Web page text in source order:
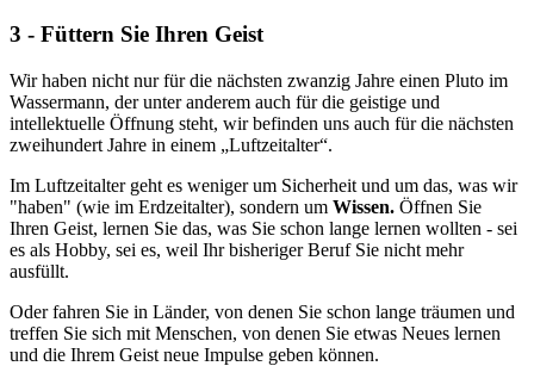
3 - Füttern Sie Ihren Geist
Wir haben nicht nur für die nächsten zwanzig Jahre einen Pluto im
Wassermann, der unter anderem auch für die geistige und
intellektuelle Öffnung steht, wir befinden uns auch für die nächsten
zweihundert Jahre in einem „Luftzeitalter“.
Im Luftzeitalter geht es weniger um Sicherheit und um das, was wir
"haben" (wie im Erdzeitalter), sondern um Wissen. Öffnen Sie
Ihren Geist, lernen Sie das, was Sie schon lange lernen wollten - sei
es als Hobby, sei es, weil Ihr bisheriger Beruf Sie nicht mehr
ausfüllt.
Oder fahren Sie in Länder, von denen Sie schon lange träumen und
treffen Sie sich mit Menschen, von denen Sie etwas Neues lernen
und die Ihrem Geist neue Impulse geben können.